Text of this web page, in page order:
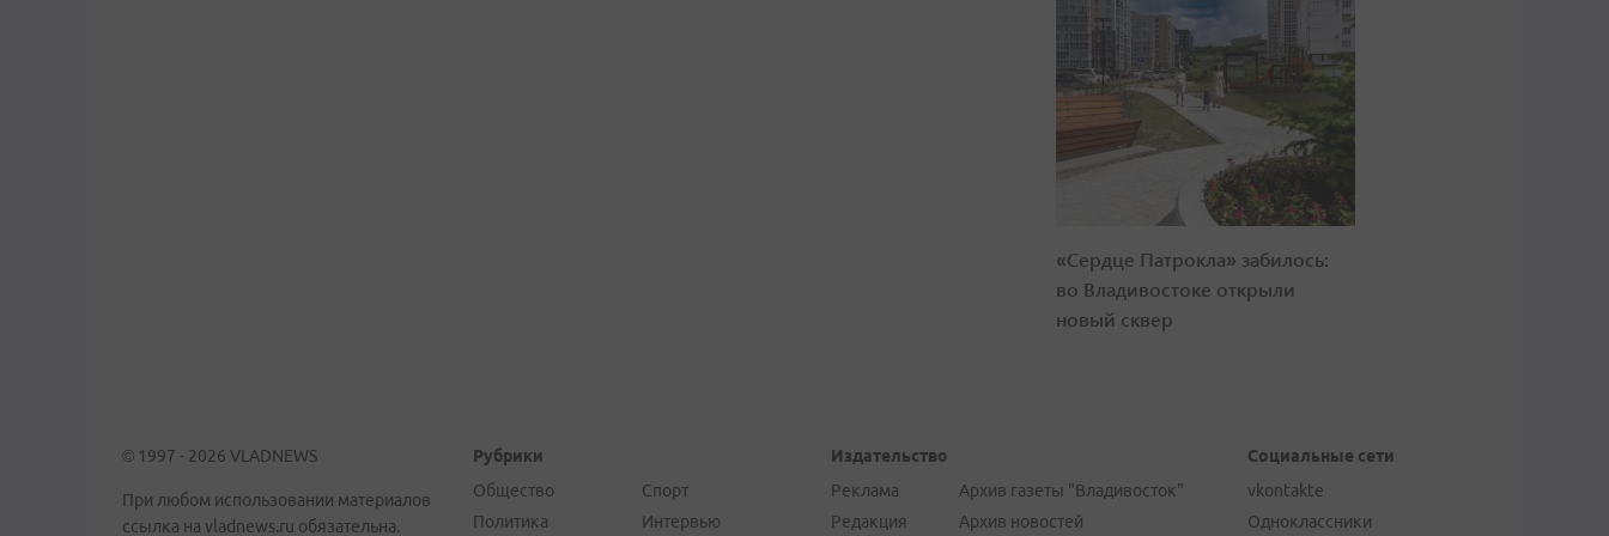
«Сердце Патрокла» забилось:
во Владивостоке открыли
новый сквер
© 1997 - 2026 VLADNEWS
При любом использовании материалов
ссылка на vladnews.ru обязательна.
Рубрики
Общество
Политика
Спорт
Интервью
Издательство
Реклама
Редакция
Архив газеты "Владивосток"
Архив новостей
Социальные сети
vkontakte
Одноклассники